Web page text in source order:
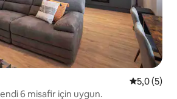
55,0 (5)
Birinci kat yeni yenilendi 6 misafir için uygun.